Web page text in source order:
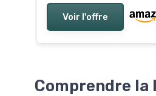
Voir l'offre
Comprendre